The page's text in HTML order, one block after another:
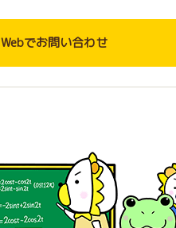
Webでお問い合わせ